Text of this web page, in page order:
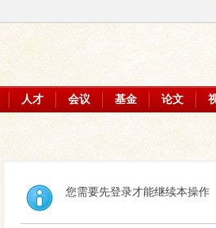
人才 会议 基金 论文
您需要先登录才能继续本操作